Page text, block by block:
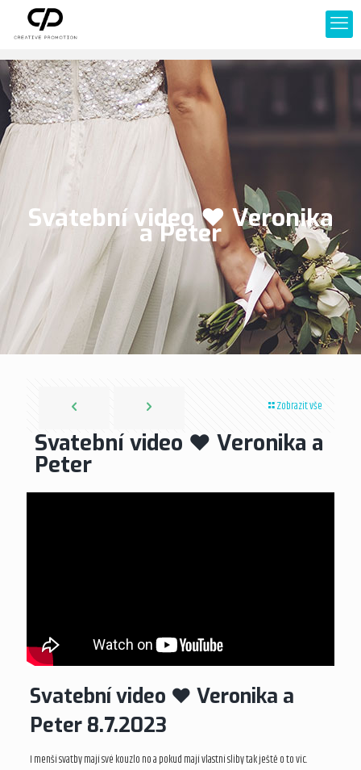
Svatební video ❤ Veronika
a Peter
Zobrazit vše
Svatební video ❤ Veronika a
Peter
Svatební video ❤ Veronika a
Peter 8.7.2023
I menší svatby mají své kouzlo no a pokud mají vlastní sliby tak ještě o to víc.